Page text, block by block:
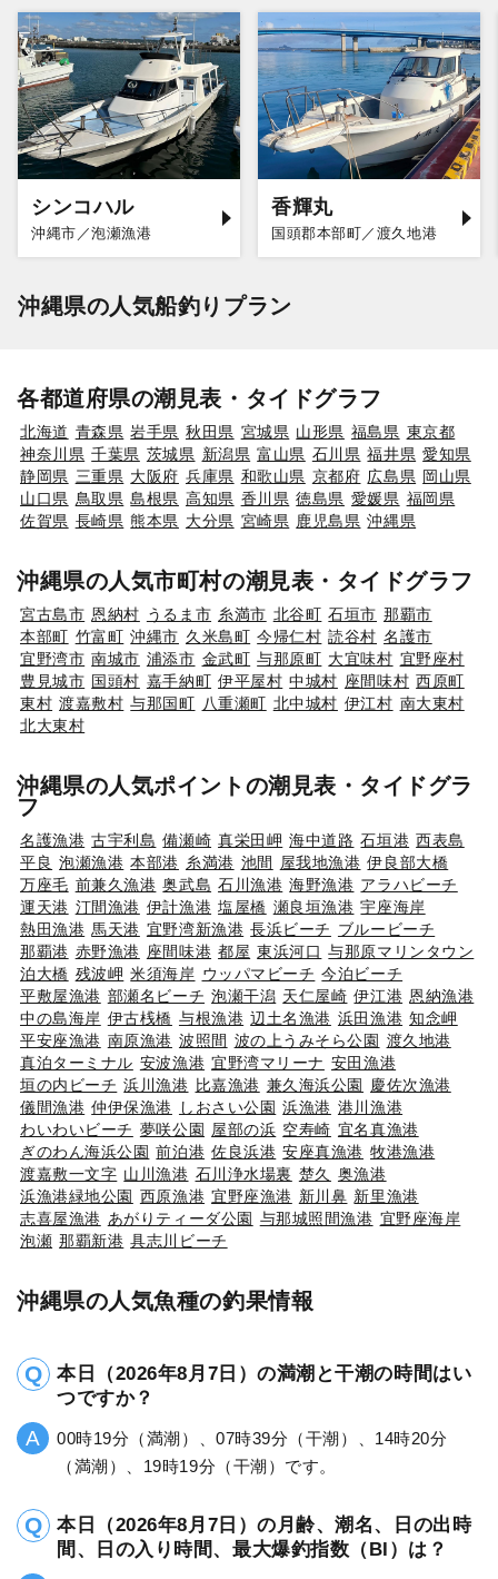
シンコハル
沖縄市／泡瀬漁港
香輝丸
国頭郡本部町／渡久地港
沖縄県の人気船釣りプラン
各都道府県の潮見表・タイドグラフ
北海道 青森県 岩手県 秋田県 宮城県 山形県 福島県 東京都
神奈川県 千葉県 茨城県 新潟県 富山県 石川県 福井県 愛知県
静岡県 三重県 大阪府 兵庫県 和歌山県 京都府 広島県 岡山県
山口県 鳥取県 島根県 高知県 香川県 徳島県 愛媛県 福岡県
佐賀県 長崎県 熊本県 大分県 宮崎県 鹿児島県 沖縄県
沖縄県の人気市町村の潮見表・タイドグラフ
宮古島市 恩納村 うるま市 糸満市 北谷町 石垣市 那覇市
本部町 竹富町 沖縄市 久米島町 今帰仁村 読谷村 名護市
宜野湾市 南城市 浦添市 金武町 与那原町 大宜味村 宜野座村
豊見城市 国頭村 嘉手納町 伊平屋村 中城村 座間味村 西原町
東村 渡嘉敷村 与那国町 八重瀬町 北中城村 伊江村 南大東村
北大東村
沖縄県の人気ポイントの潮見表・タイドグラ
フ
名護漁港 古宇利島 備瀬崎 真栄田岬 海中道路 石垣港 西表島
平良 泡瀬漁港 本部港 糸満港 池間 屋我地漁港 伊良部大橋
万座毛 前兼久漁港 奥武島 石川漁港 海野漁港 アラハビーチ
運天港 汀間漁港 伊計漁港 塩屋橋 瀬良垣漁港 宇座海岸
熱田漁港 馬天港 宜野湾新漁港 長浜ビーチ ブルービーチ
那覇港 赤野漁港 座間味港 都屋 東浜河口 与那原マリンタウン
泊大橋 残波岬 米須海岸 ウッパマビーチ 今泊ビーチ
平敷屋漁港 部瀬名ビーチ 泡瀬干潟 天仁屋崎 伊江港 恩納漁港
中の島海岸 伊古桟橋 与根漁港 辺土名漁港 浜田漁港 知念岬
平安座漁港 南原漁港 波照間 波の上うみそら公園 渡久地港
真泊ターミナル 安波漁港 宜野湾マリーナ 安田漁港
垣の内ビーチ 浜川漁港 比嘉漁港 兼久海浜公園
慶佐次漁港
儀間漁港 仲伊保漁港 しおさい公園 浜漁港 港川漁港
わいわいビーチ 夢咲公園 屋部の浜 空寿崎 宜名真漁港
ぎのわん海浜公園 前泊港 佐良浜港 安座真漁港 牧港漁港
渡嘉敷一文字 山川漁港 石川浄水場裏 楚久
奥漁港
浜漁港緑地公園 西原漁港 宜野座漁港 新川鼻 新里漁港
志喜屋漁港 あがりティーダ公園 与那城照間漁港 宜野座海岸
泡瀬 那覇新港 具志川ビーチ
沖縄県の人気魚種の釣果情報
本日（2026年8月7日）の満潮と干潮の時間はい
つですか？
00時19分（満潮）、07時39分（干潮）、14時20分
（満潮）、19時19分（干潮）です。
本日（2026年8月7日）の月齢、潮名、日の出時
間、日の入り時間、最大爆釣指数（BI）は？